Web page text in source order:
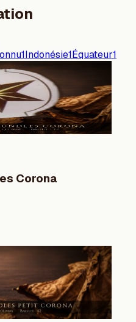
1Indonésie1Équateur1
Corona